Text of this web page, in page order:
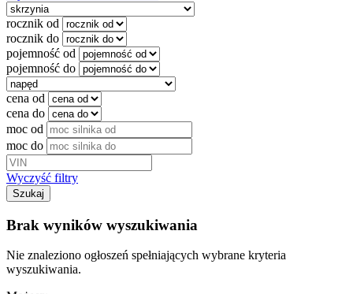
rocznik od
rocznik do
pojemność od
pojemność do
cena od
cena do
moc od
moc do
Wyczyść filtry
Szukaj
Brak wyników wyszukiwania
Nie znaleziono ogłoszeń spełniających wybrane kryteria
wyszukiwania.